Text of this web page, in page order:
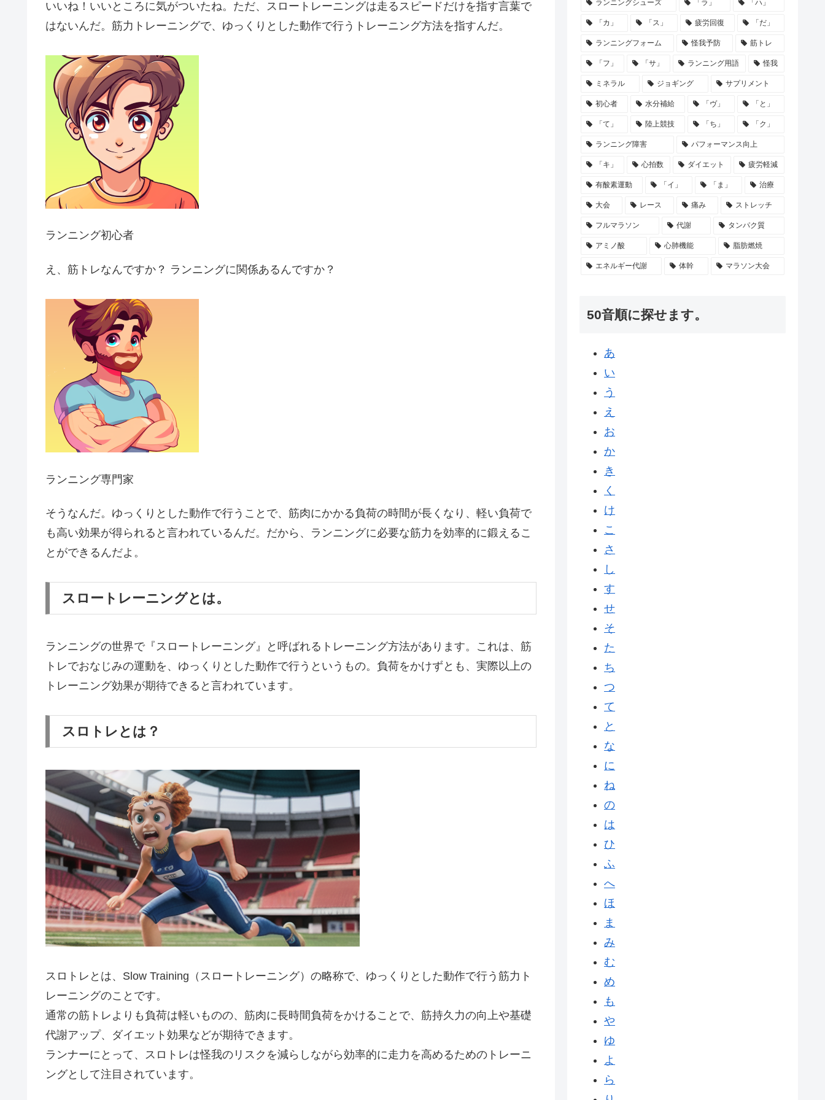
いいね！いいところに気がついたね。ただ、スロートレーニングは走るスピードだけを指す言葉で
はないんだ。筋力トレーニングで、ゆっくりとした動作で行うトレーニング方法を指すんだ。
ランニング初心者
え、筋トレなんですか？ ランニングに関係あるんですか？
ランニング専門家
そうなんだ。ゆっくりとした動作で行うことで、筋肉にかかる負荷の時間が長くなり、軽い負荷で
も高い効果が得られると言われているんだ。だから、ランニングに必要な筋力を効率的に鍛えるこ
とができるんだよ。
スロートレーニングとは。
ランニングの世界で『スロートレーニング』と呼ばれるトレーニング方法があります。これは、筋
トレでおなじみの運動を、ゆっくりとした動作で行うというもの。負荷をかけずとも、実際以上の
トレーニング効果が期待できると言われています。
スロトレとは？
スロトレとは、Slow Training（スロートレーニング）の略称で、ゆっくりとした動作で行う筋力ト
レーニングのこと です。
通常の筋トレよりも負荷は軽いものの、筋肉に長時間負荷をかけることで、筋持久力の向上や基礎
代謝アップ、ダイエット効果などが期待できます。
ランナーにとって、スロトレは怪我のリスクを減らしながら効率的に走力を高めるためのトレーニ
ングとして注目されています。
ランニングシューズ 「ラ」 「ハ」
「カ」 「ス」 疲労回復 「だ」
ランニングフォーム 怪我予防 筋トレ
「フ」 「サ」 ランニング用語 怪我
ミネラル ジョギング サプリメント
初心者 水分補給 「ヴ」 「と」
「て」 陸上競技 「ち」 「ク」
ランニング障害 パフォーマンス向上
「キ」 心拍数 ダイエット 疲労軽減
有酸素運動 「イ」 「ま」 治療
大会 レース 痛み ストレッチ
フルマラソン 代謝 タンパク質
アミノ酸 心肺機能 脂肪燃焼
エネルギー代謝 体幹 マラソン大会
50音順に探せます。
あ
い
う
え
お
か
き
く
け
こ
さ
し
す
せ
そ
た
ち
つ
て
と
な
に
ね
の
は
ひ
ふ
へ
ほ
ま
み
む
め
も
や
ゆ
よ
ら